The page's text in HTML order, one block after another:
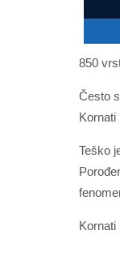
850
Često
Kornati
Teško
Kornati